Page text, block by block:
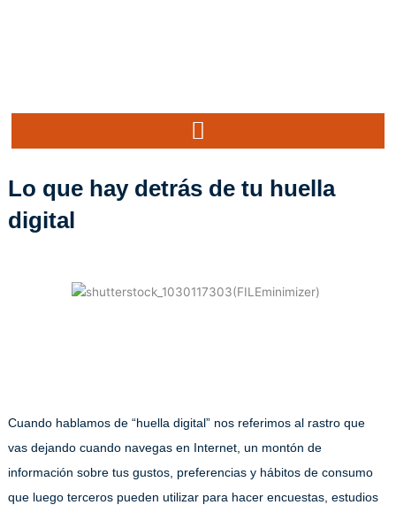
Lo que hay detrás de tu huella
digital
Cuando hablamos de “huella digital” nos referimos al rastro que
vas dejando cuando navegas en Internet, un montón de
información sobre tus gustos, preferencias y hábitos de consumo
que luego terceros pueden utilizar para hacer encuestas, estudios